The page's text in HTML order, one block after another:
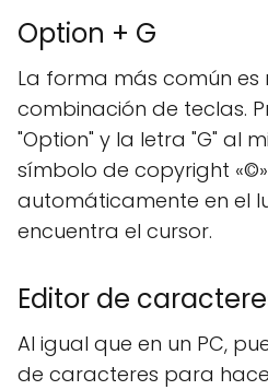
Option + G
La forma más común es
combinación de teclas.
"Option" y la letra "G" al
símbolo de copyright
automáticamente en el
encuentra el cursor.
Editor de
Al igual que en un PC,
de caracteres para